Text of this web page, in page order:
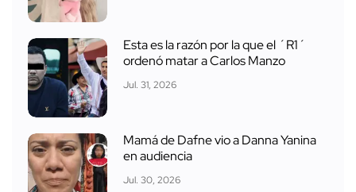
Esta es la razón por la que el ´R1´
ordenó matar a Carlos Manzo
Jul. 31, 2026
Mamá de Dafne vio a Danna Yanina
en audiencia
Jul. 30, 2026